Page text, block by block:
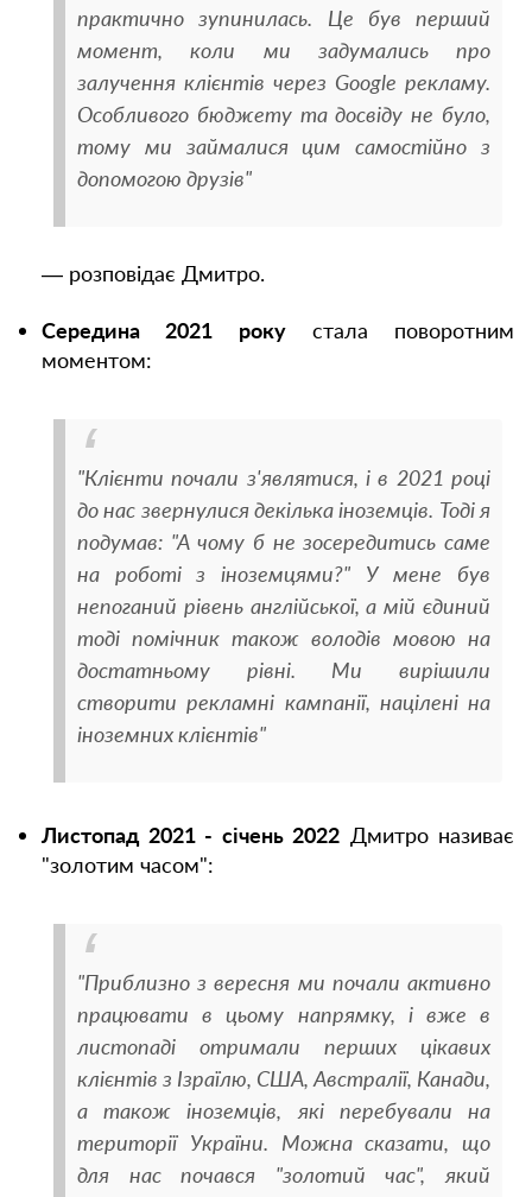
практично зупинилась. Це був перший
момент, коли ми задумались про
залучення клієнтів через Google рекламу.
Особливого бюджету та досвіду не було,
тому ми займалися цим самостійно з
допомогою друзів"
— розповідає Дмитро.
Середина 2021 рокустала поворотним
моментом:
"Клієнти почали з'являтися, і в 2021 році
до нас звернулися декілька іноземців. Тоді я
подумав: "А чому б не зосередитись саме
на роботі з іноземцями?" У мене був
непоганий рівень англійської, а мій єдиний
тоді помічник також володів мовою на
достатньому рівні. Ми вирішили
створити рекламні кампанії, націлені на
іноземних клієнтів"
Листопад 2021 - січень 2022 Дмитро називає
"золотим часом":
"Приблизно з вересня ми почали активно
працювати в цьому напрямку, і вже в
листопаді отримали перших цікавих
клієнтів з Ізраїлю, США, Австралії, Канади,
а також іноземців, які перебували на
території України. Можна сказати, що
для нас почався "золотий час", який